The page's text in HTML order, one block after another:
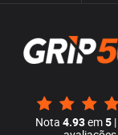
Nota 4.93em5|